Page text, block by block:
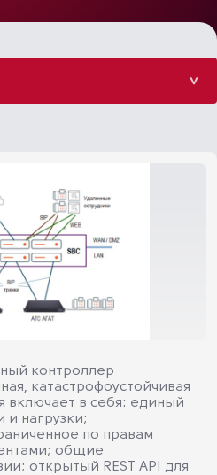
контроллер
катастрофоустойчивая
включает в себя: единый
и нагрузки;
по правам
общие
открытый REST API для